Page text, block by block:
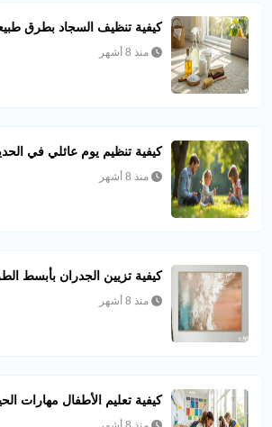
كيفية تنظيف السجاد بطرق
منذ 8 أشهر
كيفية تنظيم يوم عائلي في
منذ 8 أشهر
كيفية تزيين الجدران بأبسط
منذ 8 أشهر
كيفية تعليم الأطفال مهارات